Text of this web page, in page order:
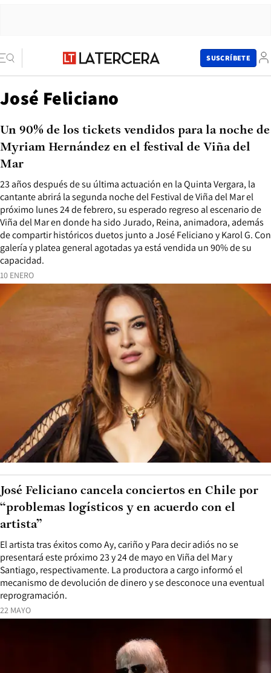
SUSCRÍBETE
José Feliciano
10 ENERO
23 años después de su última actuación en la Quinta Vergara, la
cantante abrirá la segunda noche del Festival de Viña del Mar el
próximo lunes 24 de febrero, su esperado regreso al escenario de
Viña del Mar en donde ha sido Jurado, Reina, animadora, además
de compartir históricos duetos junto a José Feliciano y Karol G. Con
galería y platea general agotadas ya está vendida un 90% de su
capacidad.
Un 90% de los tickets vendidos para la noche de
Myriam Hernández en el festival de Viña del
Mar
22 MAYO
El artista tras éxitos como Ay, cariño y Para decir adiós no se
presentará este próximo 23 y 24 de mayo en Viña del Mar y
Santiago, respectivamente. La productora a cargo informó el
mecanismo de devolución de dinero y se desconoce una eventual
reprogramación.
José Feliciano cancela conciertos en Chile por
“problemas logísticos y en acuerdo con el
artista”